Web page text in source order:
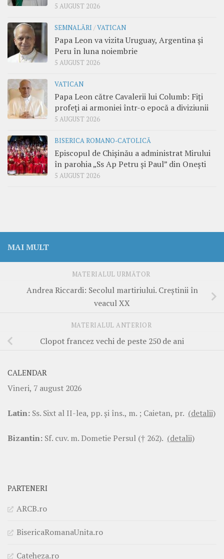
5 AUGUST 2026
SEMNALĂRI /VATICAN
Papa Leon va vizita Uruguay, Argentina și
Peru în luna noiembrie
5 AUGUST 2026
VATICAN
Papa Leon către Cavalerii lui Columb: Fiți
profeți ai armoniei într-o epocă a diviziunii
5 AUGUST 2026
BISERICA ROMANO-CATOLICĂ
Episcopul de Chișinău a administrat Mirului
în parohia „Ss Ap Petru și Paul” din Onești
5 AUGUST 2026
MAI MULT
MATERIALUL URMĂTOR
Andrea Riccardi: Secolul martiriului. Creştinii în
veacul XX
MATERIALUL ANTERIOR
Clopot francez vechi de peste 250 de ani
CALENDAR
Vineri, 7 august 2026
Latin: Ss. Sixt al II-lea, pp. şi îns., m. ; Caietan, pr. (detalii)
Bizantin: Sf. cuv. m. Dometie Persul († 262). (detalii)
PARTENERI
ARCB.ro
BisericaRomanaUnita.ro
Cateheza.ro